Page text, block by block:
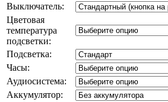
Выключатель:
Цветовая
температура
подсветки:
Подсветка:
Часы:
Аудиосистема:
Аккумулятор: